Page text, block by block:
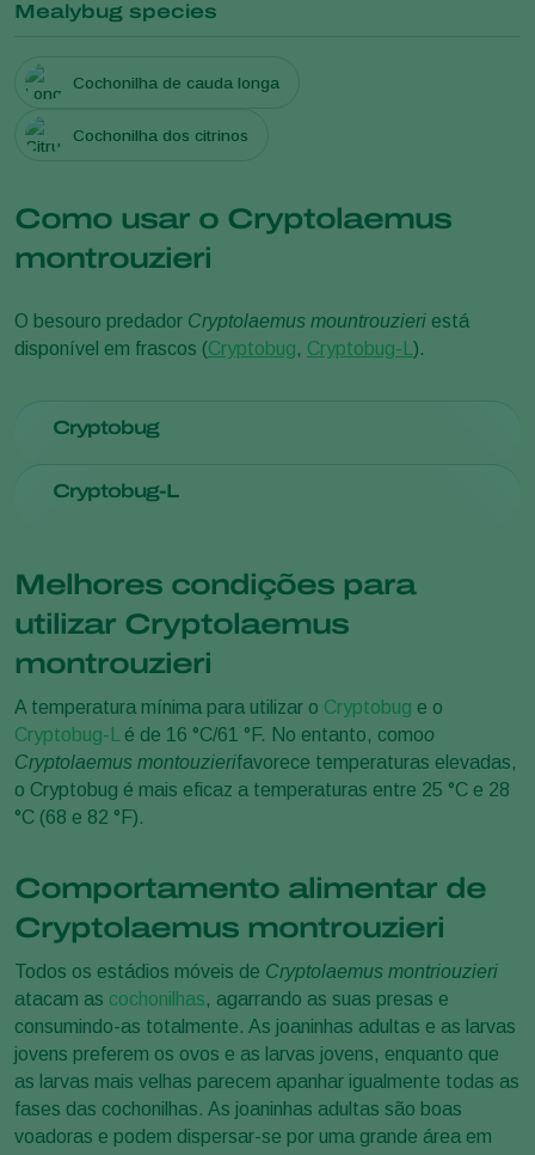
Mealybug species
Cochonilha de cauda longa
Cochonilha dos citrinos
Como usar o Cryptolaemus
montrouzieri
O besouro predador Cryptolaemus mountrouzieri está
disponível em frascos (Cryptobug, Cryptobug-L ).
Cryptobug
to or at a hotspot
The dosage of Cryptobug depends on climate, crop and
mealybug density and should always be adjusted to the
particular situation. Introduction rates typically range from 2-
10 per m2/release. Releases should be made in infested
areas only and repeated if necessary. Consult a Koppert
advisor or a recognized distributor of Koppert products for
advice on the best strategy for your situation.
More about Cryptobug
Cryptobug-L
or at a hotspot
The dosage ofCryptobug-Ldepends on climate, crop and
mealybug density and should always be adjusted to the
particular situation. Start introduction preventively or as
soon as the first mealybugs are detected in the crop.
Introduction rates typically range from 5-40 per m2
Releases should be repeated at least 3 times at intervals of
1-2 weeks, or until the pest is controlled. Consult a Koppert
advisor or a recognized distributor of Koppert products for
More about Cryptobug-L
Melhores condições para
utilizar Cryptolaemus
montrouzieri
A temperatura mínima para utilizar o Cryptobug e o
Cryptobug-L
é de 16 °C/61 °F. No entanto, comoo
Cryptolaemus montouzierifavorece temperaturas elevadas,
o Cryptobug é mais eficaz a temperaturas entre 25 °C e 28
°C (68 e 82 °F).
Comportamento alimentar de
Cryptolaemus montrouzieri
Todos os estádios móveis de Cryptolaemus montriouzieri
atacam as cochonilhas, agarrando as suas presas e
consumindo-as totalmente. As joaninhas adultas e as larvas
jovens preferem os ovos e as larvas jovens, enquanto que
as larvas mais velhas parecem apanhar igualmente todas as
fases das cochonilhas. As joaninhas adultas são boas
voadoras e podem dispersar-se por uma grande área em